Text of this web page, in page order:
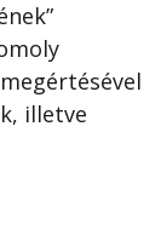
illetve